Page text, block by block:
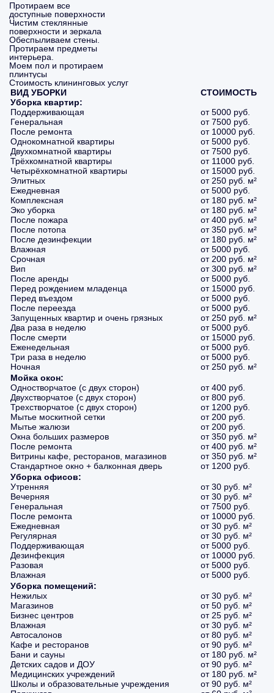
Протираем все
доступные поверхности
Чистим стеклянные
поверхности и зеркала
Обеспыливаем стены.
Протираем предметы
интерьера.
Моем пол и протираем
плинтусы
Стоимость клининговых услуг
ВИД УБОРКИ
СТОИМОСТЬ
Уборка квартир:
Поддерживающая
от 5000 руб.
Генеральная
от 7500 руб.
После ремонта
от 10000 руб.
Однокомнатной квартиры
от 5000 руб.
Двухкомнатной квартиры
от 7500 руб.
Трёхкомнатной квартиры
от 11000 руб.
Четырёхкомнатной квартиры
от 15000 руб.
Элитных
от 250 руб. м²
Ежедневная
от 5000 руб.
Комплексная
от 180 руб. м²
Эко уборка
от 180 руб. м²
После пожара
от 400 руб. м²
После потопа
от 350 руб. м²
После дезинфекции
от 180 руб. м²
Влажная
от 5000 руб.
Срочная
от 200 руб. м²
Вип
от 300 руб. м²
После аренды
от 5000 руб.
Перед рождением младенца
от 15000 руб.
Перед въездом
от 5000 руб.
После переезда
от 5000 руб.
Запущенных квартир и очень грязных
от 250 руб. м²
Два раза в неделю
от 5000 руб.
После смерти
от 15000 руб.
Еженедельная
от 5000 руб.
Три раза в неделю
от 5000 руб.
Ночная
от 250 руб. м²
Мойка окон:
Одностворчатое (с двух сторон)
от 400 руб.
Двухстворчатое (с двух сторон)
от 800 руб.
Трехстворчатое (с двух сторон)
от 1200 руб.
Мытье москитной сетки
от 200 руб.
Мытье жалюзи
от 200 руб.
Окна больших размеров
от 350 руб. м²
После ремонта
от 400 руб. м²
Витрины кафе, ресторанов, магазинов
от 350 руб. м²
Стандартное окно + балконная дверь
от 1200 руб.
Уборка офисов:
Утренняя
от 30 руб. м²
Вечерняя
от 30 руб. м²
Генеральная
от 7500 руб.
После ремонта
от 10000 руб.
Ежедневная
от 30 руб. м²
Регулярная
от 30 руб. м²
Поддерживающая
от 5000 руб.
Дезинфекция
от 10000 руб.
Разовая
от 5000 руб.
Влажная
от 5000 руб.
Уборка помещений:
Нежилых
от 30 руб. м²
Магазинов
от 50 руб. м²
Бизнес центров
от 25 руб. м²
Влажная
от 30 руб. м²
Автосалонов
от 80 руб. м²
Кафе и ресторанов
от 90 руб. м²
Бани и сауны
от 180 руб. м²
Детских садов и ДОУ
от 90 руб. м²
Медицинских учреждений
от 180 руб. м²
Школы и образовательные учреждения
от 90 руб. м²